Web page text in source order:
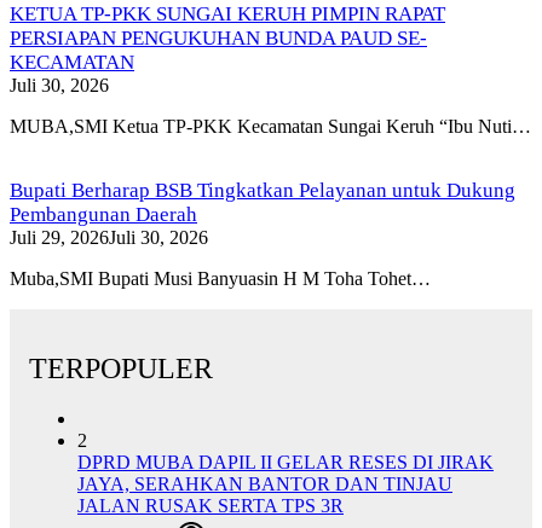
KETUA TP-PKK SUNGAI KERUH PIMPIN RAPAT
PERSIAPAN PENGUKUHAN BUNDA PAUD SE-
KECAMATAN
Juli 30, 2026
MUBA,SMI Ketua TP-PKK Kecamatan Sungai Keruh “Ibu Nuti…
Bupati Berharap BSB Tingkatkan Pelayanan untuk Dukung
Pembangunan Daerah
Juli 29, 2026Juli 30, 2026
Muba,SMI Bupati Musi Banyuasin H M Toha Tohet…
TERPOPULER
2
DPRD MUBA DAPIL II GELAR RESES DI JIRAK
JAYA, SERAHKAN BANTOR DAN TINJAU
JALAN RUSAK SERTA TPS 3R